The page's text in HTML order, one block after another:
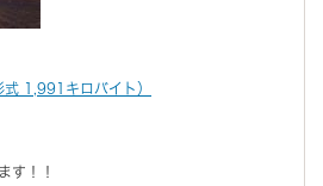
1,991キロバイト）
す！！